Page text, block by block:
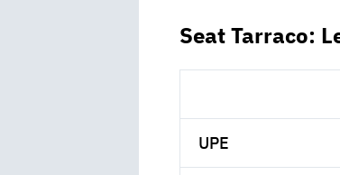
Seat Tarraco:
UPE